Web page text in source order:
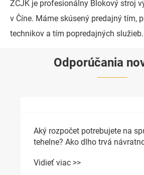
ZCJK je profesionálny Blokový stroj
v Číne. Máme skúsený predajný tím,
technikov a tím popredajných služieb.
Odporúčania